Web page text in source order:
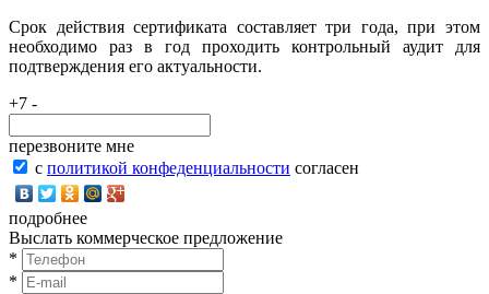
Срок действия сертификата составляет три года, при этом
необходимо раз в год проходить контрольный аудит для
подтверждения его актуальности.
+7 -
перезвоните мне
с политикой конфеденциальности согласен
подробнее
Выслать коммерческое предложение
*
*